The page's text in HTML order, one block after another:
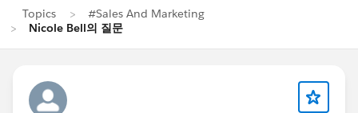
Topics
#Sales And Marketing
Nicole Bell의 질문